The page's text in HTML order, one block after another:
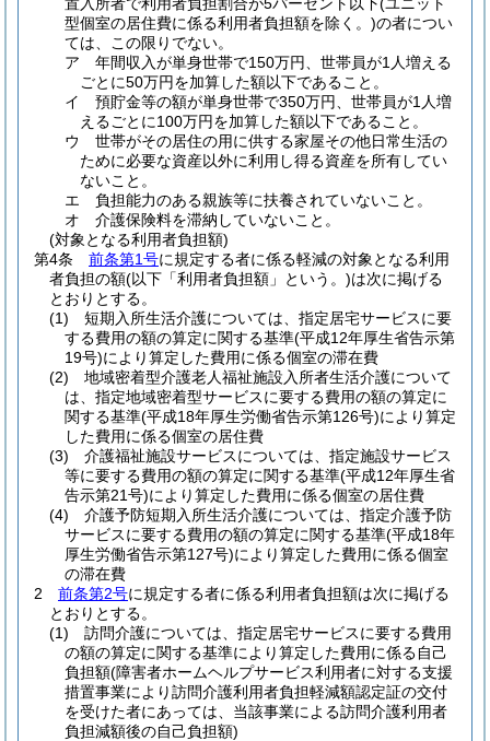
型個室の居住費に係る利用者負担額を除く。)の者につい
ては、この限りでない。
ア
年間収入が単身世帯で150万円、世帯員が1人増える
ごとに50万円を加算した額以下であること。
イ
預貯金等の額が単身世帯で350万円、世帯員が1人増
えるごとに100万円を加算した額以下であること。
ウ
世帯がその居住の用に供する家屋その他日常生活の
ために必要な資産以外に利用し得る資産を所有してい
ないこと。
エ
負担能力のある親族等に扶養されていないこと。
オ
介護保険料を滞納していないこと。
(対象となる利用者負担額)
第4条
前条第1号に規定する者に係る軽減の対象となる利用
者負担の額(以下「利用者負担額」という。)は次に掲げる
とおりとする。
(1)
短期入所生活介護については、指定居宅サービスに要
する費用の額の算定に関する基準(平成12年厚生省告示第
19号)により算定した費用に係る個室の滞在費
(2)
地域密着型介護老人福祉施設入所者生活介護について
は、指定地域密着型サービスに要する費用の額の算定に
関する基準(平成18年厚生労働省告示第126号)により算定
した費用に係る個室の居住費
(3)
介護福祉施設サービスについては、指定施設サービス
等に要する費用の額の算定に関する基準(平成12年厚生省
告示第21号)により算定した費用に係る個室の居住費
(4)
介護予防短期入所生活介護については、指定介護予防
サービスに要する費用の額の算定に関する基準(平成18年
厚生労働省告示第127号)により算定した費用に係る個室
の滞在費
2
前条第2号に規定する者に係る利用者負担額は次に掲げる
とおりとする。
(1)
訪問介護については、指定居宅サービスに要する費用
の額の算定に関する基準により算定した費用に係る自己
負担額(障害者ホームヘルプサービス利用者に対する支援
措置事業により訪問介護利用者負担軽減額認定証の交付
を受けた者にあっては、当該事業による訪問介護利用者
負担減額後の自己負担額)